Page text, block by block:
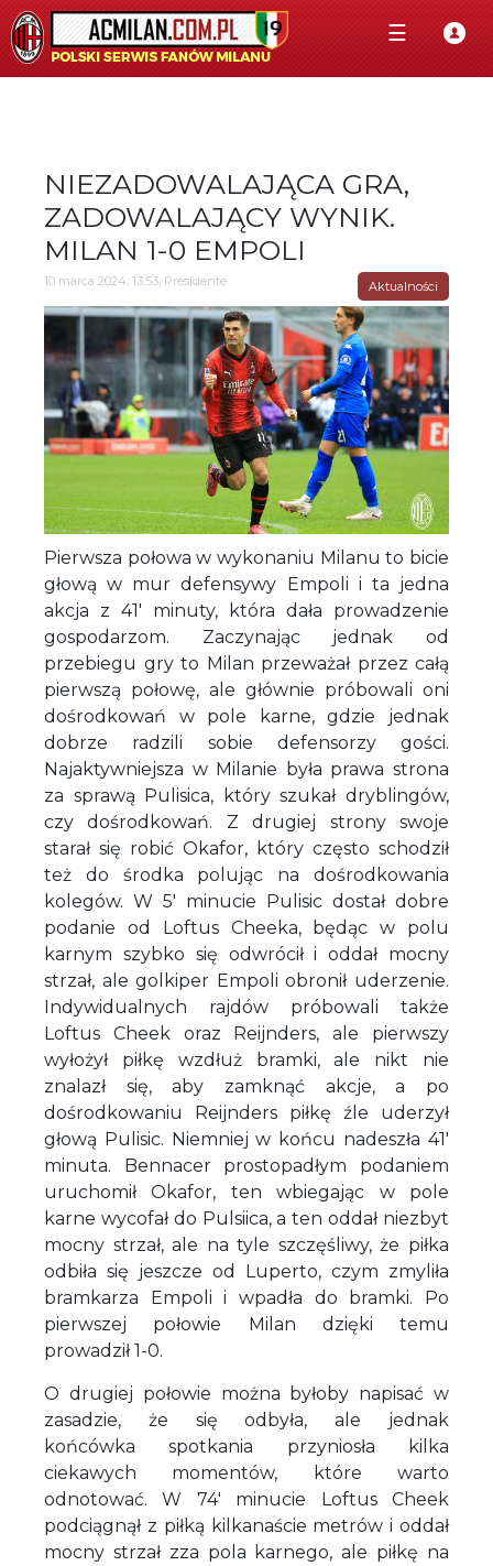
☰
NIEZADOWALAJĄCA GRA,
ZADOWALAJĄCY WYNIK.
MILAN 1-0 EMPOLI
10 marca 2024, 13:53, Presidente Aktualności
Pierwsza połowa w wykonaniu Milanu to bicie
głową w mur defensywy Empoli i ta jedna
akcja z 41' minuty, która dała prowadzenie
gospodarzom. Zaczynając jednak od
przebiegu gry to Milan przeważał przez całą
pierwszą połowę, ale głównie próbowali oni
dośrodkowań w pole karne, gdzie jednak
dobrze radzili sobie defensorzy gości.
Najaktywniejsza w Milanie była prawa strona
za sprawą Pulisica, który szukał dryblingów,
czy dośrodkowań. Z drugiej strony swoje
starał się robić Okafor, który często schodził
też do środka polując na dośrodkowania
kolegów. W 5' minucie Pulisic dostał dobre
podanie od Loftus Cheeka, będąc w polu
karnym szybko się odwrócił i oddał mocny
strzał, ale golkiper Empoli obronił uderzenie.
Indywidualnych rajdów próbowali także
Loftus Cheek oraz Reijnders, ale pierwszy
wyłożył piłkę wzdłuż bramki, ale nikt nie
znalazł się, aby zamknąć akcje, a po
dośrodkowaniu Reijnders piłkę źle uderzył
głową Pulisic. Niemniej w końcu nadeszła 41'
minuta. Bennacer prostopadłym podaniem
uruchomił Okafor, ten wbiegając w pole
karne wycofał do Pulsiica, a ten oddał niezbyt
mocny strzał, ale na tyle szczęśliwy, że piłka
odbiła się jeszcze od Luperto, czym zmyliła
bramkarza Empoli i wpadła do bramki. Po
pierwszej połowie Milan dzięki temu
prowadził 1-0.
O drugiej połowie można byłoby napisać w
zasadzie, że się odbyła, ale jednak
końcówka spotkania przyniosła kilka
ciekawych momentów, które warto
odnotować. W 74' minucie Loftus Cheek
podciągnął z piłką kilkanaście metrów i oddał
mocny strzał zza pola karnego, ale piłkę na